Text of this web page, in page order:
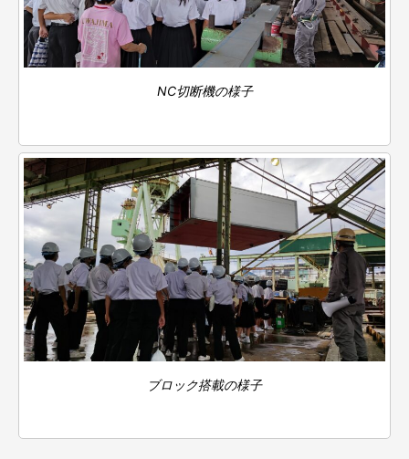
NC切断機の様子
ブロック搭載の様子